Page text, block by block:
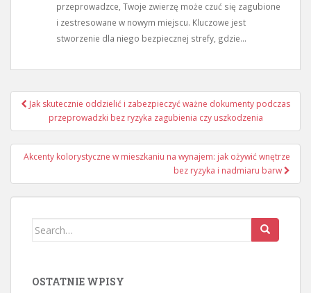
przeprowadzce, Twoje zwierzę może czuć się zagubione
i zestresowane w nowym miejscu. Kluczowe jest
stworzenie dla niego bezpiecznej strefy, gdzie...
Nawigacja
wpisu
Jak skutecznie oddzielić i zabezpieczyć ważne dokumenty podczas
przeprowadzki bez ryzyka zagubienia czy uszkodzenia
Akcenty kolorystyczne w mieszkaniu na wynajem: jak ożywić wnętrze
bez ryzyka i nadmiaru barw
Search
OSTATNIE WPISY